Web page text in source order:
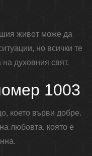
живот може да
но всички те
духовния свят.
1003
което върви добре.
любовта, която е